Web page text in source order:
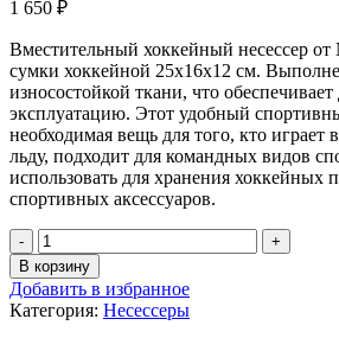
1 650 ₽
Вместительный хоккейный несессер
сумки хоккейной 25х16х12 см.
износостойкой ткани, что
эксплуатацию. Этот удобный
необходимая вещь для того, кто играет
льду, подходит для командных видов
использовать для хранения хоккейных
спортивных аксессуаров.
В корзину
Добавить в избранное
Категория: Несессеры